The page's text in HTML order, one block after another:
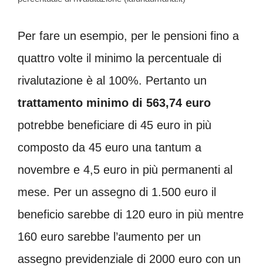
Per fare un esempio, per le pensioni fino a
quattro volte il minimo la percentuale di
rivalutazione è al 100%. Pertanto un
trattamento minimo di 563,74 euro
potrebbe beneficiare di 45 euro in più
composto da 45 euro una tantum a
novembre e 4,5 euro in più permanenti al
mese. Per un assegno di 1.500 euro il
beneficio sarebbe di 120 euro in più mentre
160 euro sarebbe l’aumento per un
assegno previdenziale di 2000 euro con un